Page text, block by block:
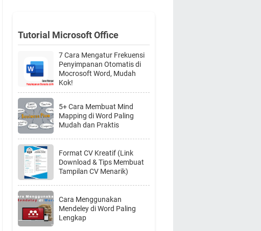
Tutorial Microsoft Office
7 Cara Mengatur Frekuensi
Penyimpanan Otomatis di
Mocrosoft Word, Mudah
Kok!
5+ Cara Membuat Mind
Mapping di Word Paling
Mudah dan Praktis
Format CV Kreatif (Link
Download & Tips Membuat
Tampilan CV Menarik)
Cara Menggunakan
Mendeley di Word Paling
Lengkap